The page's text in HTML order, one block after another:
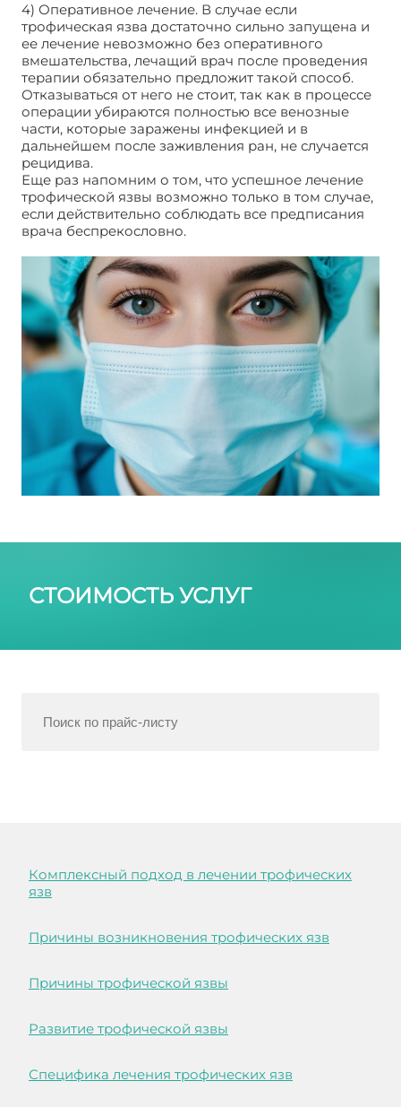
4) Оперативное лечение. В случае если
трофическая язва достаточно сильно запущена и
ее лечение невозможно без оперативного
вмешательства, лечащий врач после проведения
терапии обязательно предложит такой способ.
Отказываться от него не стоит, так как в процессе
операции убираются полностью все венозные
части, которые заражены инфекцией и в
дальнейшем после заживления ран, не случается
рецидива.
Еще раз напомним о том, что успешное лечение
трофической язвы возможно только в том случае,
если действительно соблюдать все предписания
врача беспрекословно.
СТОИМОСТЬ УСЛУГ
Комплексный подход в лечении трофических
язв
Причины возникновения трофических язв
Причины трофической язвы
Развитие трофической язвы
Специфика лечения трофических язв